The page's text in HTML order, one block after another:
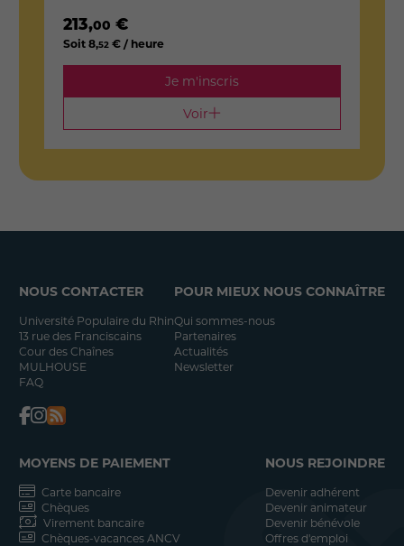
213,00 €
Soit8,52 € / heure
Je m'inscris
Voir
NOUS CONTACTER
Université Populaire du Rhin
13 rue des Franciscains
Cour des Chaînes
MULHOUSE
FAQ
POUR MIEUX NOUS CONNAÎTRE
Qui sommes-nous
Partenaires
Actualités
Newsletter
MOYENS DE PAIEMENT
Carte bancaire
Chèques
Virement bancaire
Chèques-vacances ANCV
NOUS REJOINDRE
Devenir adhérent
Devenir animateur
Devenir bénévole
Offres d'emploi